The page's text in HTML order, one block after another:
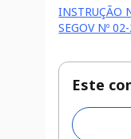
INSTRUÇÃO
SEGOV Nº
Este